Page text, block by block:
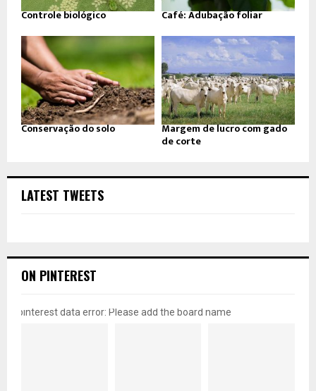
Controle biológico Café: Adubação foliar
Conservação do solo Margem de lucro com gado
de corte
LATEST TWEETS
ON PINTEREST
pinterest data error: Please add the board name